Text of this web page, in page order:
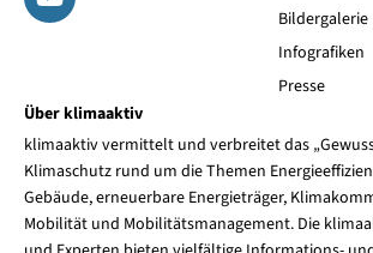
Bildergalerie
Infografiken
Presse
Über klimaaktiv
klimaaktiv vermittelt und verbreitet das
Klimaschutz rund um die Themen
Gebäude, erneuerbare Energieträger,
Mobilität und Mobilitätsmanagement. Die